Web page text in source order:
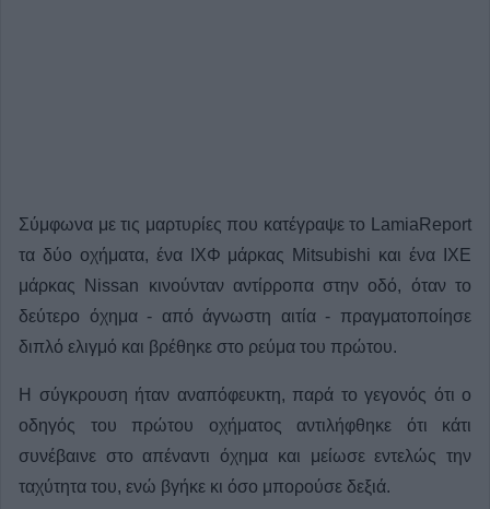
Σύμφωνα με τις μαρτυρίες που κατέγραψε το LamiaReport
τα δύο οχήματα, ένα ΙΧΦ μάρκας Mitsubishi και ένα ΙΧΕ
μάρκας Nissan κινούνταν αντίρροπα στην οδό, όταν το
δεύτερο όχημα - από άγνωστη αιτία - πραγματοποίησε
διπλό ελιγμό και βρέθηκε στο ρεύμα του πρώτου.
Η σύγκρουση ήταν αναπόφευκτη, παρά το γεγονός ότι ο
οδηγός του πρώτου οχήματος αντιλήφθηκε ότι κάτι
συνέβαινε στο απέναντι όχημα και μείωσε εντελώς την
ταχύτητα του, ενώ βγήκε κι όσο μπορούσε δεξιά.